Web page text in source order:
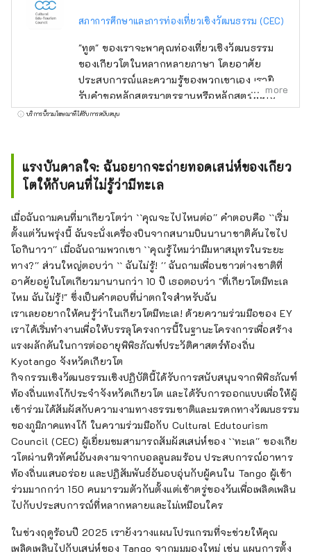
สภาการศึกษาและการท่องเที่ยวเชิงวัฒนธรรม (CEC)
"ทูต" ของเราจะพาคุณท่องเที่ยวเชิงวัฒนธรรม
ของเกียวโตในหลากหลายภาษา โดยอาศัย
ประสบการณ์และความรู้ของพวกเขาเอง เรายินดี
รับคำขอหลักสูตรมาตรฐานหรือหลักสูตรพิเศษ
แบบหนึ่งวัน เพื่อช่วยให้คุณสร้างวันที่น่าจดจำใน
สถาปัตยกรรมสมัยใหม่ วัฒนธรรมอาหาร ศิลปะ
การแสดงแบบดั้งเดิม และอื่นๆ อีกมากมาย รวม
ถึงพบปะกับผู้คนในท้องถิ่นที่จะสร้างความทรงจำ
ประสบการณ์พิเศษต่างๆ ตั้งแต่กิจกรรมที่ใช้
สถานที่อันเป็นเอกลักษณ์ ไปจนถึงแผนการที่ให้
คุณได้เพลิดเพลินกับวัฒนธรรมเกียวโตอย่างเต็มที่
ตลอดทั้งฤดูกาล
more
บริการนี้รวมโฆษณาที่ได้รับการสนับสนุน
แรงบันดาลใจ: ฉันอยากจะถ่ายทอดเสน่ห์ของเกียว
โตให้กับคนที่ไม่รู้ว่ามีทะเล
เมื่อฉันถามคนที่มาเกียวโตว่า ``คุณจะไปไหนต่อ'' คำตอบคือ ``เริ่ม
ตั้งแต่วันพรุ่งนี้ ฉันจะนั่งเครื่องบินจากสนามบินนานาชาติคันไซไป
โอกินาวา'' เมื่อฉันถามพวกเขา ``คุณรู้ไหมว่ามีมหาสมุทรในระยะ
ทาง?'' ส่วนใหญ่ตอบว่า `` ฉันไม่รู้! '' ฉันถามเพื่อนชาวต่างชาติที่
อาศัยอยู่ในโตเกียวมานานกว่า 10 ปี เธอตอบว่า "ที่เกียวโตมีทะเล
ไหม ฉันไม่รู้!" ซึ่งเป็นคำตอบที่น่าตกใจสำหรับฉัน
เราเลยอยากให้คนรู้ว่าในเกียวโตมีทะเล! ด้วยความร่วมมือของ EY
เราได้เริ่มทำงานเพื่อให้บรรลุโครงการนี้ในฐานะโครงการเพื่อสร้าง
แรงผลักดันในการต่ออายุพิพิธภัณฑ์ประวัติศาสตร์ท้องถิ่น
Kyotango จังหวัดเกียวโต
กิจกรรมเชิงวัฒนธรรมเชิงปฏิบัตินี้ได้รับการสนับสนุนจากพิพิธภัณฑ์
ท้องถิ่นแทงโก้ประจำจังหวัดเกียวโต และได้รับการออกแบบเพื่อให้ผู้
เข้าร่วมได้สัมผัสกับความงามทางธรรมชาติและมรดกทางวัฒนธรรม
ของภูมิภาคแทงโก้ ในความร่วมมือกับ Cultural Edutourism
Council (CEC) ผู้เยี่ยมชมสามารถสัมผัสเสน่ห์ของ ``ทะเล'' ของเกีย
วโตผ่านทิวทัศน์อันงดงามจากบอลลูนลมร้อน ประสบการณ์อาหาร
ท้องถิ่นแสนอร่อย และปฏิสัมพันธ์อันอบอุ่นกับผู้คนใน Tango ผู้เข้า
ร่วมมากกว่า 150 คนมารวมตัวกันตั้งแต่เช้าตรู่ของวันเพื่อเพลิดเพลิน
ไปกับประสบการณ์ที่หลากหลายและไม่เหมือนใคร
ในช่วงฤดูร้อนปี 2025 เรายังวางแผนโปรแกรมที่จะช่วยให้คุณ
เพลิดเพลินไปกับเสน่ห์ของ Tango จากมุมมองใหม่ เช่น แผนการตั้ง